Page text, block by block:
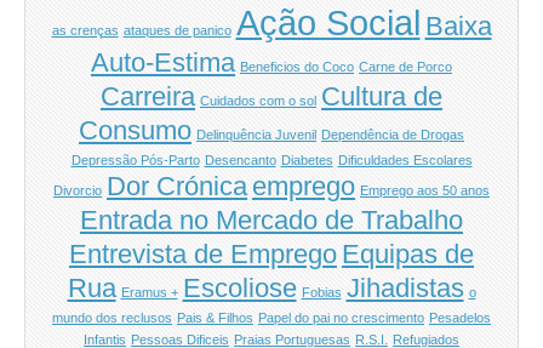
as crenças ataques de panico Ação Social Baixa
Auto-Estima Beneficios do Coco Carne de Porco
Carreira Cuidados com o sol Cultura de
Consumo Delinquência Juvenil Dependência de Drogas
Depressão Pós-Parto Desencanto Diabetes Dificuldades Escolares
Divorcio Dor Crónica emprego Emprego aos 50 anos
Entrada no Mercado de Trabalho
Entrevista de Emprego Equipas de
Rua Eramus + Escoliose Fobias Jihadistas o
mundo dos reclusos Pais & Filhos Papel do pai no crescimento Pesadelos
Infantis Pessoas Dificeis Praias Portuguesas R.S.I. Refugiados